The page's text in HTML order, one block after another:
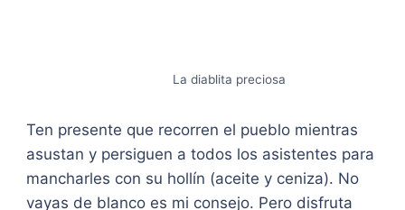
La diablita preciosa
Ten presente que recorren el pueblo mientras
asustan y persiguen a todos los asistentes para
mancharles con su hollín (aceite y ceniza). No
vayas de blanco es mi consejo. Pero disfruta